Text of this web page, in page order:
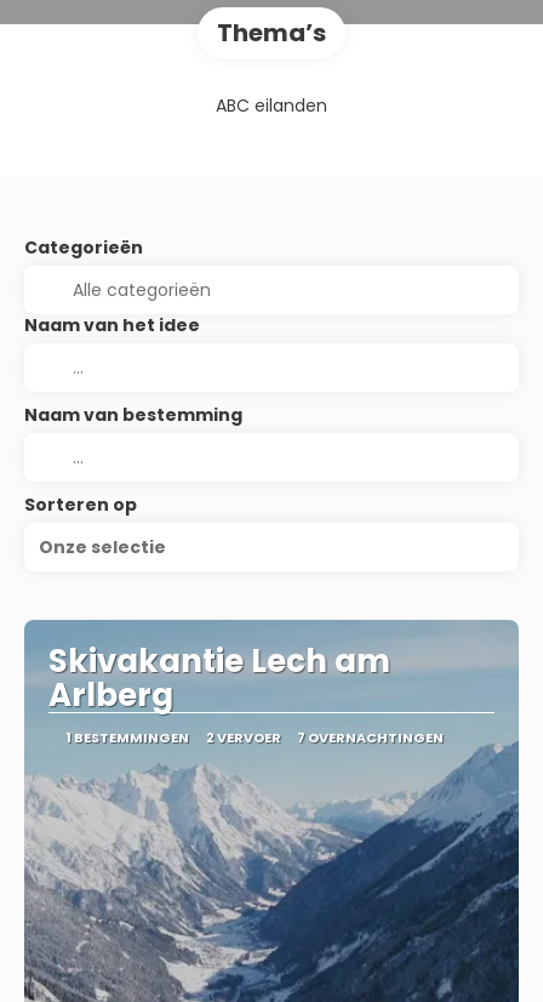
Thema’s
ABC eilanden
Categorieën
Naam van het idee
Naam van bestemming
Sorteren op
Onze selectie
Skivakantie Lech am
Arlberg
1 BESTEMMINGEN 2 VERVOER 7 OVERNACHTINGEN